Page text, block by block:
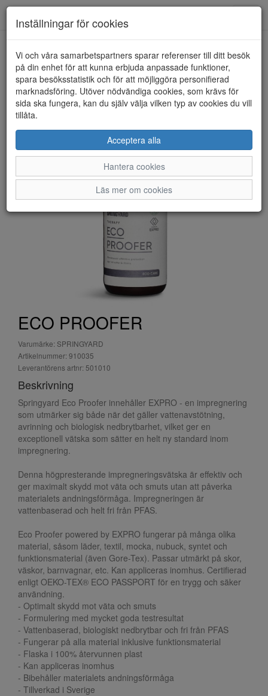
HEM SPRINGYARD
ECO PROOFER
Varumärke: SPRINGYARD
Artikelnummer: 910035
Leverantörens artnr: 501010
Beskrivning
Springyard Eco Proofer innehåller EXPRO - en impregnering
som utmärker sig både när det gäller vattenavstötning,
avrinning och biologisk nedbrytbarhet, vilket ger en
exceptionell vätska som sätter en helt ny standard inom
impregnering.
Denna högpresterande impregneringsvätska är effektiv och
ger maximalt skydd mot väta och smuts utan att påverka
materialets andningsförmåga. Impregneringen är
vattenbaserad och helt fri från PFAS.
Eco Proofer powered by EXPRO fungerar på många olika
material, såsom läder, textil, mocka, nubuck, syntet och
funktionsmaterial (även Gore-Tex). Passar utmärkt på skor,
väskor, barnvagnar, etc. Kan appliceras inomhus. Certifierad
enligt OEKO-TEX® ECO PASSPORT för en trygg och säker
användning.
- Optimalt skydd mot väta och smuts
- Formulering med mycket goda testresultat
- Vattenbaserad, biologiskt nedbrytbar och fri från PFAS
- Fungerar på alla material inklusive funktionsmaterial
- Flaska i 100% återvunnen plast
- Kan appliceras inomhus
- Bibehåller materialets andningsförmåga
- Tillverkad i Sverige
Inställningar för cookies
Vi och våra samarbetspartners sparar referenser till ditt besök
på din enhet för att kunna erbjuda anpassade funktioner,
spara besöksstatistik och för att möjliggöra personifierad
marknadsföring. Utöver nödvändiga cookies, som krävs för
sida ska fungera, kan du själv välja vilken typ av cookies du vill
tillåta.
Acceptera alla
Hantera cookies
Läs mer om cookies